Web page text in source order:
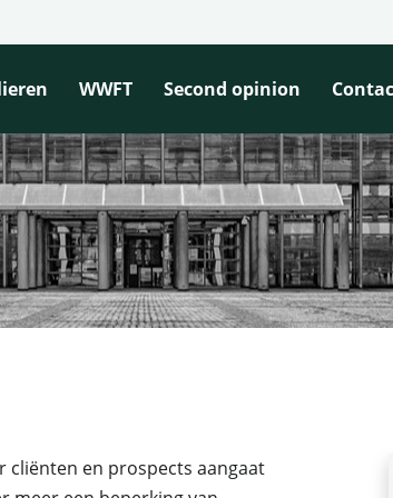
WWFT Second opinion
cliënten en prospects aangaat